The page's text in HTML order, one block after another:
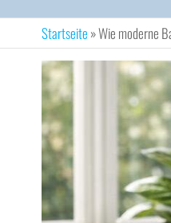
Startseite »Wie moderne